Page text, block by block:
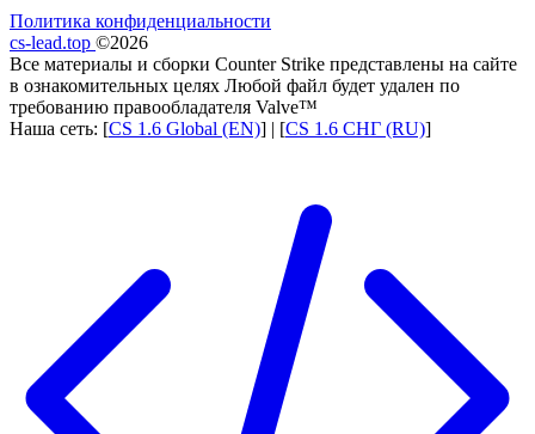
Политика конфиденциальности
cs-lead.top ©2026
Все материалы и сборки Counter Strike представлены на сайте
в ознакомительных целях Любой файл будет удален по
требованию правообладателя Valve™
Наша сеть: [CS 1.6 Global (EN)] | [CS 1.6 СНГ (RU)]